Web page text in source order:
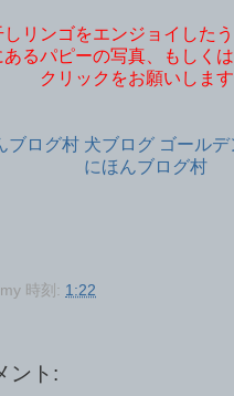
しリンゴをエンジョイした
あるパピーの写真、もしく
クリックをお願いします
にほんブログ村
時刻: 1:22
ント: